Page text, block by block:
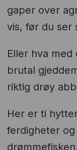
gaper over
vis, før du ser
Eller hva med
brutal
riktig drøy
Her er ti
ferdigheter